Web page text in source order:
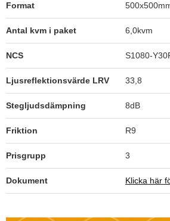
Format
Antal kvm i paket 6,0kvm
NCS S1080-
Ljusreflektionsvärde LRV 33,8
Stegljudsdämpning 8dB
Friktion R9
Prisgrupp 3
Dokument Klicka här